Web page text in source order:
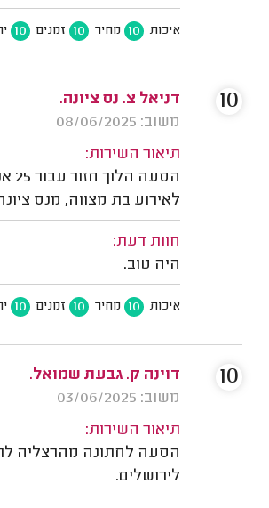
איכות 10 מחיר 10 זמנים 10
דניאל צ. נס ציונה.
משוב: 08/06/2025
תיאור השירות:
לאירוע בת מצווה, מנס
חוות דעת:
היה טוב.
איכות 10 מחיר 10 זמנים 10
10
דוינה ק. גבעת שמואל.
משוב: 03/06/2025
תיאור השירות:
הסעה לחתונה מהרצליה
לירושלים.
10